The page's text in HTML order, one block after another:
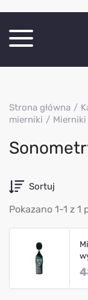
O Firmie
Kontakt
Strona główna
mierniki
Sortuj
Pokazano 1-1 z 1